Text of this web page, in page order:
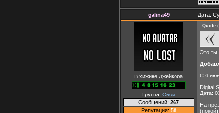
galina49 Дата:
В хижине Джейкоба
Группа: Свои
Сообщений: 267
Репутация: 58
Quote (
Это ты
С 6
Digital
Дата:
На